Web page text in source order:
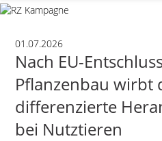
01.07.2026
Nach EU-
Pflanzenbau wirbt
differenzierte
bei Nutztieren